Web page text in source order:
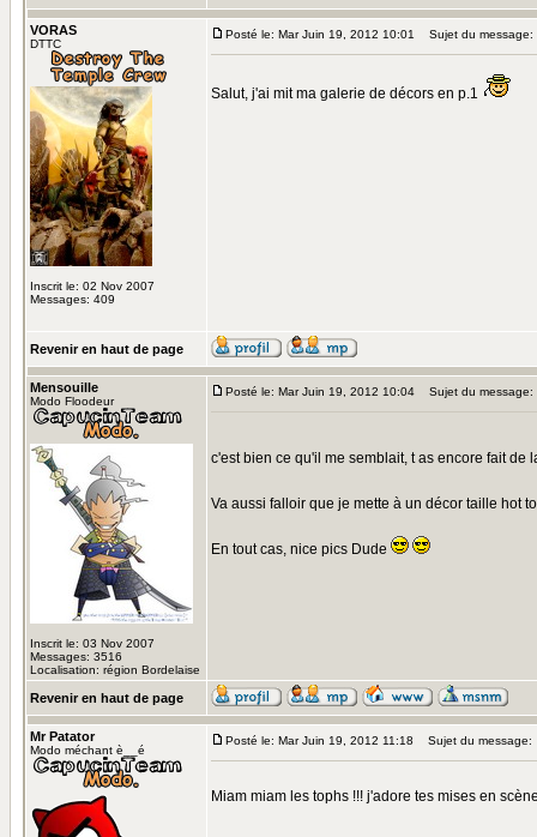
VORAS
DTTC
Inscrit le: 02 Nov 2007
Messages: 409
Posté le: Mar Juin 19, 2012 10:01 Sujet du message:
Salut, j'ai mit ma galerie de décors en p.1
Revenir en haut de page
Mensouille
Modo Floodeur
Inscrit le: 03 Nov 2007
Messages: 3516
Localisation: région Bordelaise
Posté le: Mar Juin 19, 2012 10:04 Sujet du message:
c'est bien ce qu'il me semblait, t as encore fait
Va aussi falloir que je mette à un décor taille hot
En tout cas, nice pics Dude
Revenir en haut de page
Mr Patator
Modo méchant è__é
Posté le: Mar Juin 19, 2012 11:18 Sujet du message:
Miam miam les tophs !!! j'adore tes mises en